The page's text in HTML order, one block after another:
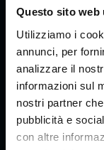
Questo sito web
Utilizziamo i
annunci, per
analizzare il
informazioni sul
nostri partner
pubblicità e
con altreDAL